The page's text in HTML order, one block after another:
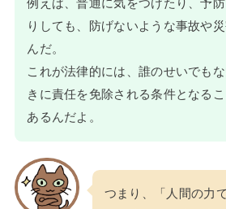
例えば、普通に気をつけたり、予防
りしても、防げないような事故や
んだ。
これが法律的には、誰のせいでもな
きに責任を免除される条件となる
あるんだよ。
つまり、「人間の力